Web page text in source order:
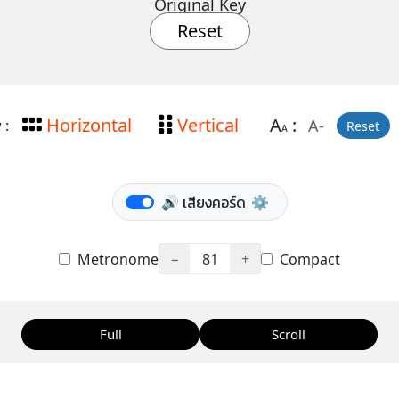
Original Key
Reset
: Horizontal Vertical AA: A- Reset
🔊 เสียงคอร์ด ⚙️
Metronome − 81 + Compact
Full Scroll